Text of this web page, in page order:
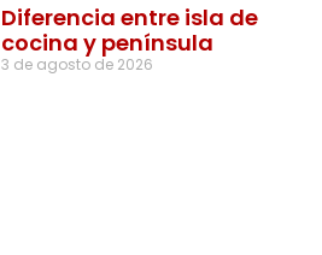
Diferencia entre isla de
cocina y península
3 de agosto de 2026